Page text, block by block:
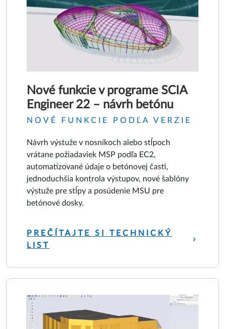
Nové funkcie v programe SCIA
Engineer 22 – návrh betónu
NOVÉ FUNKCIE PODĽA VERZIE
Návrh výstuže v nosníkoch alebo stĺpoch
vrátane požiadaviek MSP podľa EC2,
automatizované údaje o betónovej časti,
jednoduchšia kontrola výstupov, nové šablóny
výstuže pre stĺpy a posúdenie MSU pre
betónové dosky.
PREČÍTAJTE SI TECHNICKÝ
LIST